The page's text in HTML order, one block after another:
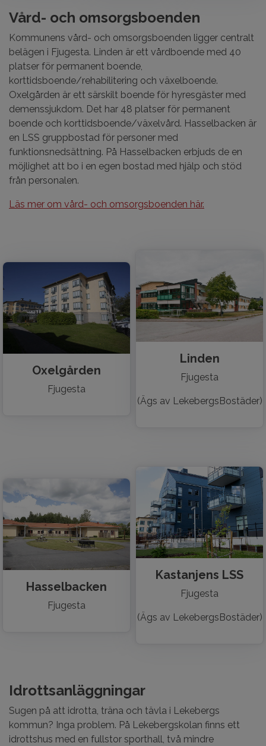
Vård- och omsorgsboenden
Kommunens vård- och omsorgsboenden ligger centralt
belägen i Fjugesta. Linden är ett vårdboende med 40
platser för permanent boende,
korttidsboende/rehabilitering och växelboende.
Oxelgården är ett särskilt boende för hyresgäster med
demenssjukdom. Det har 48 platser för permanent
boende och korttidsboende/växelvård. Hasselbacken är
en LSS gruppbostad för personer med
funktionsnedsättning. På Hasselbacken erbjuds de en
möjlighet att bo i en egen bostad med hjälp och stöd
från personalen.
Läs mer om vård- och omsorgsboenden här.
Oxelgården
Fjugesta
Linden
Fjugesta
(Ägs av LekebergsBostäder)
Hasselbacken
Fjugesta
Kastanjens LSS
Fjugesta
(Ägs av LekebergsBostäder)
Idrottsanläggningar
Sugen på att idrotta, träna och tävla i Lekebergs
kommun? Inga problem. På Lekebergskolan finns ett
idrottshus med en fullstor sporthall, två mindre